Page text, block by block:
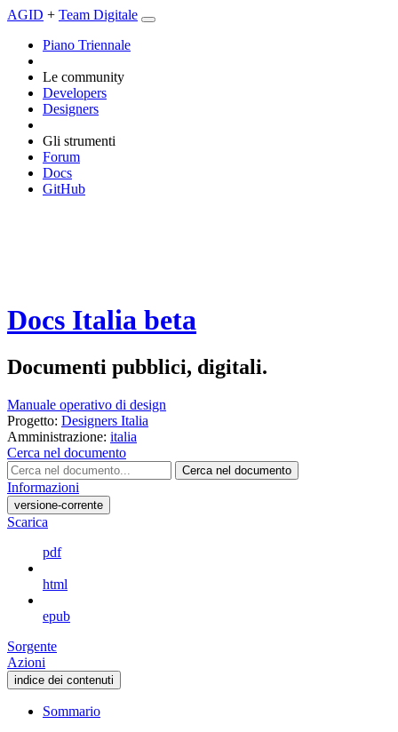
AGID + Team Digitale
Piano Triennale
Le community
Developers
Designers
Gli strumenti
Forum
Docs
GitHub
Docs Italia beta
Documenti pubblici, digitali.
Manuale operativo di design
Progetto: Designers Italia
Amministrazione: italia
Cerca nel documento
Cerca nel documento
Informazioni
versione-corrente
Scarica
pdf
html
epub
Sorgente
Azioni
indice dei contenuti
Sommario